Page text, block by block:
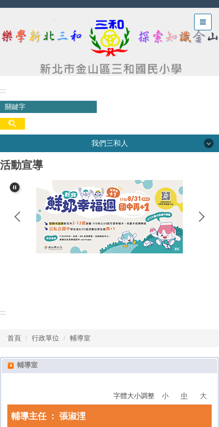
跳
要
:::
我們三和人
三和沿革
活動宣導
:::
首頁 行政單位 輔導室
輔導室
字體大小調整 小 中 大
輔導主任: 張淑浬